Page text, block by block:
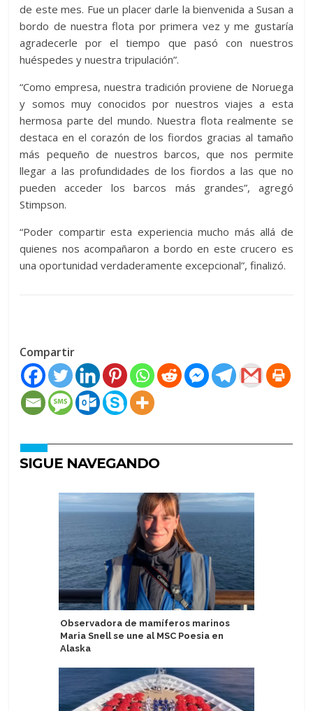
de este mes. Fue un placer darle la bienvenida a Susan a
bordo de nuestra flota por primera vez y me gustaría
agradecerle por el tiempo que pasó con nuestros
huéspedes y nuestra tripulación”.
“Como empresa, nuestra tradición proviene de Noruega
y somos muy conocidos por nuestros viajes a esta
hermosa parte del mundo. Nuestra flota realmente se
destaca en el corazón de los fiordos gracias al tamaño
más pequeño de nuestros barcos, que nos permite
llegar a las profundidades de los fiordos a las que no
pueden acceder los barcos más grandes”, agregó
Stimpson.
“Poder compartir esta experiencia mucho más allá de
quienes nos acompañaron a bordo en este crucero es
una oportunidad verdaderamente excepcional”, finalizó.
Compartir
SIGUE NAVEGANDO
Observadora de mamíferos marinos
Maria Snell se une al MSC Poesia en
Alaska